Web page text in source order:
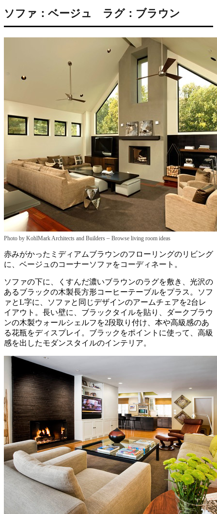
ソファ：ベージュ ラグ：ブラウン
Photo by KohlMark Architects and Builders – Browse living room ideas
赤みがかったミディアムブラウンのフローリングのリビング
に、ベージュのコーナーソファをコーディネート。
ソファの下に、くすんだ濃いブラウンのラグを敷き、光沢の
あるブラックの木製長方形コーヒーテーブルをプラス。ソフ
ァとL字に、ソファと同じデザインのアームチェアを2台レ
イアウト。長い壁に、ブラックタイルを貼り、ダークブラウ
ンの木製ウォールシェルフを2段取り付け、本や高級感のあ
る花瓶をディスプレイ。ブラックをポイントに使って、高級
感を出したモダンスタイルのインテリア。